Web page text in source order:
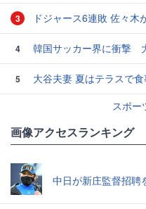
3 ドジャース6連敗 佐々木
4 韓国サッカー界に衝撃 大韓サッカー協
5
大谷夫妻 夏はテラスで食
スポー
画像アクセスランキング
中日が新庄監督招聘